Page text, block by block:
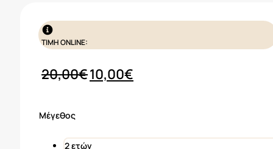
ΤΙΜΗ ONLINE:
20,00€Original
10,00€
Μέγεθος
2 ετών